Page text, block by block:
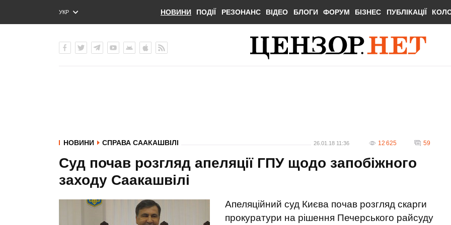
УКР
ENG
НОВИНИ ПОДІЇ РЕЗОНАНС ВІДЕО БЛОГИ ФОРУМ БІЗНЕС ПУБЛІКАЦІЇ
НОВИНИ СПРАВА СААКАШВІЛІ 26.01.18 11:36 12 625 59
Суд почав розгляд апеляції ГПУ щодо запобіжного
заходу Саакашвілі
Апеляційний суд Києва почав розгляд скарги
прокуратури на рішення Печерського райсуду